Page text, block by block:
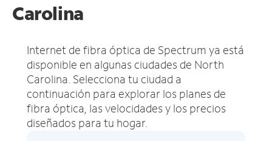
Carolina
Internet de fibra óptica de Spectrum ya está
disponible en algunas ciudades de North
Carolina. Selecciona tu ciudad a
continuación para explorar los planes de
fibra óptica, las velocidades y los precios
diseñados para tu hogar.